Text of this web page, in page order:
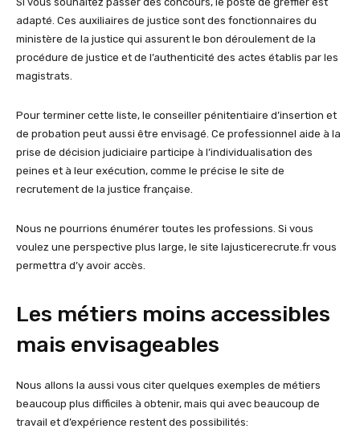
adapté. Ces auxiliaires de justice sont des fonctionnaires du
ministère de la justice qui assurent le bon déroulement de la
procédure de justice et de l’authenticité des actes établis par les
magistrats.
Pour terminer cette liste, le conseiller pénitentiaire d’insertion et
de probation peut aussi être envisagé. Ce professionnel aide à la
prise de décision judiciaire participe à l’individualisation des
peines et à leur exécution, comme le précise le site de
recrutement de la justice française.
Nous ne pourrions énumérer toutes les professions. Si vous
voulez une perspective plus large, le site lajusticerecrute.fr vous
permettra d’y avoir accès.
Les métiers moins accessibles
mais envisageables
Nous allons la aussi vous citer quelques exemples de métiers
beaucoup plus difficiles à obtenir, mais qui avec beaucoup de
travail et d’expérience restent des possibilités: